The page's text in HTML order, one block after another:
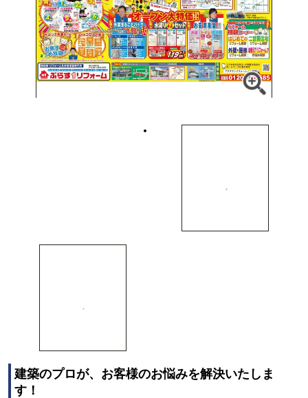
建築のプロが、お客様のお悩みを解決いたしま
す！